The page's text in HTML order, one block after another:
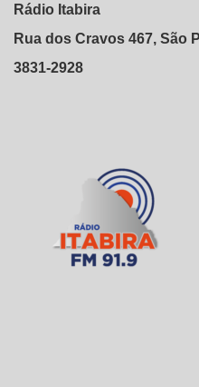
Rádio Itabira
Rua dos Cravos 467, São
3831-2928